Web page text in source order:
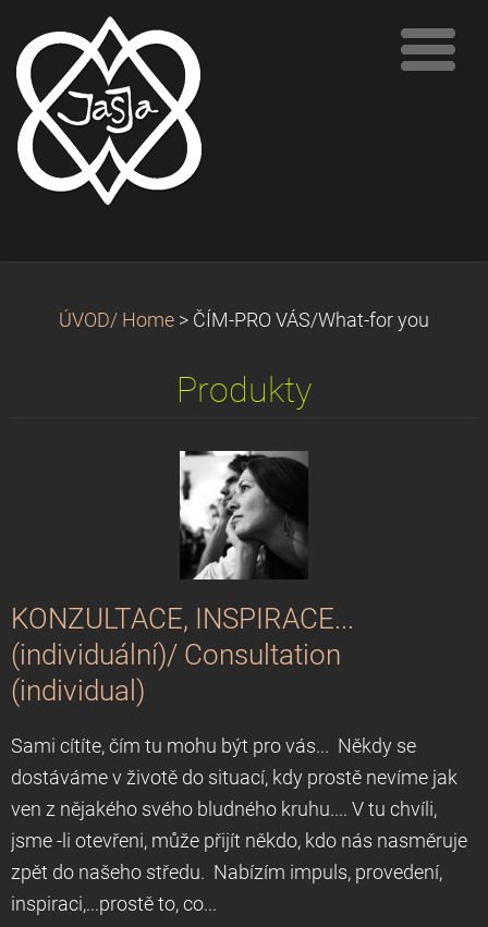
ÚVOD/ Home > ČÍM-PRO VÁS/What-for you
Produkty
KONZULTACE, INSPIRACE...
(individuální)/ Consultation
(individual)
Sami cítíte, čím tu mohu být pro vás... Někdy se
dostáváme v životě do situací, kdy prostě nevíme jak
ven z nějakého svého bludného kruhu.... V tu chvíli,
jsme -li otevřeni, může přijít někdo, kdo nás nasměruje
zpět do našeho středu. Nabízím impuls, provedení,
inspiraci,...prostě to, co...